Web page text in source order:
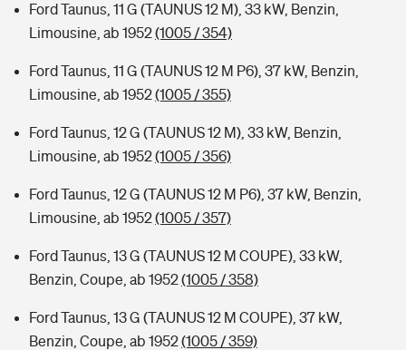
Ford Taunus, 11 G (TAUNUS 12 M), 33 kW, Benzin,
Limousine, ab 1952(1005 / 354)
Ford Taunus, 11 G (TAUNUS 12 M P6), 37 kW, Benzin,
Limousine, ab 1952(1005 / 355)
Ford Taunus, 12 G (TAUNUS 12 M), 33 kW, Benzin,
Limousine, ab 1952(1005 / 356)
Ford Taunus, 12 G (TAUNUS 12 M P6), 37 kW, Benzin,
Limousine, ab 1952(1005 / 357)
Ford Taunus, 13 G (TAUNUS 12 M COUPE), 33 kW,
Benzin, Coupe, ab 1952(1005 / 358)
Ford Taunus, 13 G (TAUNUS 12 M COUPE), 37 kW,
Benzin, Coupe, ab 1952(1005 / 359)